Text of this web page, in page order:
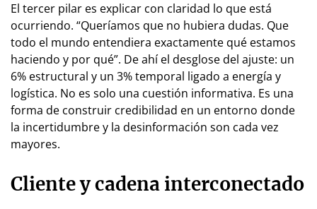
El tercer pilar es explicar con claridad lo que está
ocurriendo. “Queríamos que no hubiera dudas. Que
todo el mundo entendiera exactamente qué estamos
haciendo y por qué”. De ahí el desglose del ajuste: un
6% estructural y un 3% temporal ligado a energía y
logística. No es solo una cuestión informativa. Es una
forma de construir credibilidad en un entorno donde
la incertidumbre y la desinformación son cada vez
mayores.
Cliente y cadena interconectado